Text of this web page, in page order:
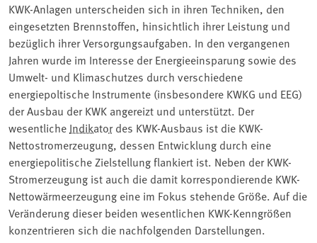
KWK-Anlagen unterscheiden sich in ihren Techniken, den
eingesetzten Brennstoffen, hinsichtlich ihrer Leistung und
bezüglich ihrer Versorgungsaufgaben. In den vergangenen
Jahren wurde im Interesse der Energieeinsparung sowie des
Umwelt- und Klimaschutzes durch verschiedene
energiepoltische Instrumente (insbesondere KWKG und EEG)
der Ausbau der KWK angereizt und unterstützt. Der
wesentliche Indikatordes KWK-Ausbaus ist die KWK-
Nettostromerzeugung, dessen Entwicklung durch eine
energiepolitische Zielstellung flankiert ist. Neben der KWK-
Stromerzeugung ist auch die damit korrespondierende KWK-
Nettowärmeerzeugung eine im Fokus stehende Größe. Auf die
Veränderung dieser beiden wesentlichen KWK-Kenngrößen
konzentrieren sich die nachfolgenden Darstellungen.